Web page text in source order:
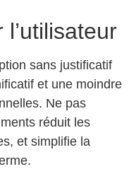
sans justificatif
et une moindre
Ne pas
réduit les
et simplifie la